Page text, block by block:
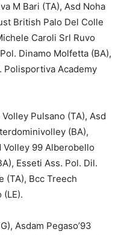
M Bari (TA), Asd Noha
British Palo Del Colle
Caroli Srl Ruvo
Dinamo Molfetta (BA),
Polisportiva Academy
Pulsano (TA), Asd
(BA),
Volley 99 Alberobello
Esseti Ass. Pol. Dil.
(TA), Bcc Treech
(LE).
Asdam Pegaso’93